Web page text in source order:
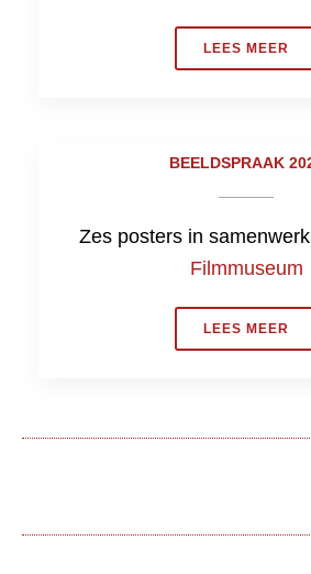
LEES MEER
BEELDSPRAAK
Zes posters in
Filmmuseum
LEES MEER